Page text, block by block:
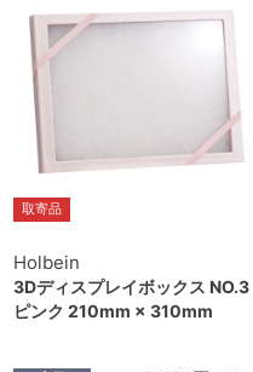
取寄品
Holbein
3Dディスプレイボックス NO.3
ピンク 210mm × 310mm